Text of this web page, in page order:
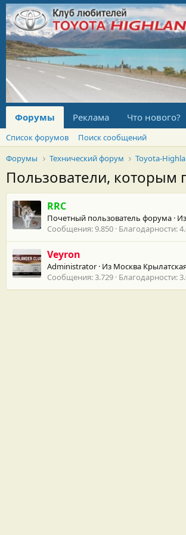
Форумы Реклама Что нового?
Список форумов
Поиск сообщений
Форумы
Технический форум Toyota-
Пользователи,
RRC
Почетный пользователь форума · Из
Сообщения 9.850 Благодарности
Veyron
Administrator · Из Москва
Сообщения 3.729 Благодарности